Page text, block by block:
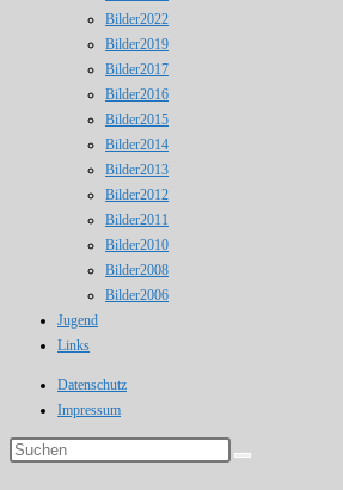
Bilder2022
Bilder2019
Bilder2017
Bilder2016
Bilder2015
Bilder2014
Bilder2013
Bilder2012
Bilder2011
Bilder2010
Bilder2008
Bilder2006
Jugend
Links
Datenschutz
Impressum
Diese
Website